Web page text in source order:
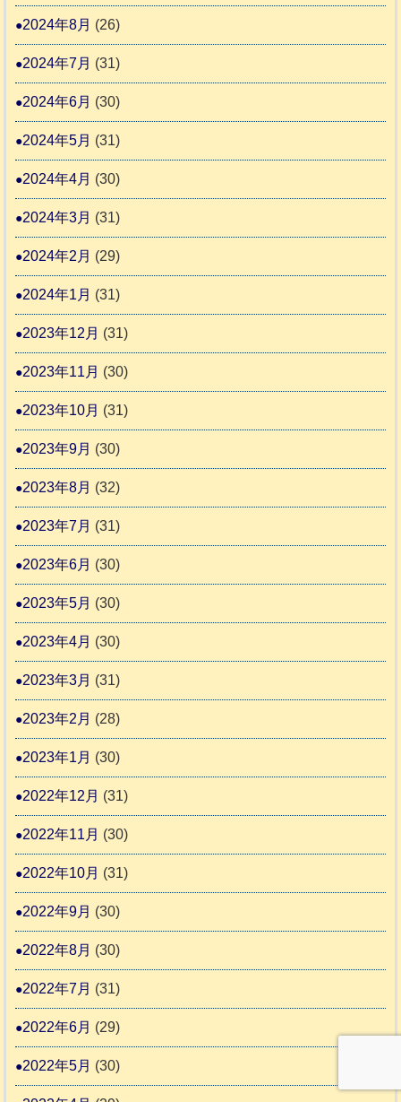
2024年8月 (26)
2024年7月 (31)
2024年6月 (30)
2024年5月 (31)
2024年4月 (30)
2024年3月 (31)
2024年2月 (29)
2024年1月 (31)
2023年12月 (31)
2023年11月 (30)
2023年10月 (31)
2023年9月 (30)
2023年8月 (32)
2023年7月 (31)
2023年6月 (30)
2023年5月 (30)
2023年4月 (30)
2023年3月 (31)
2023年2月 (28)
2023年1月 (30)
2022年12月 (31)
2022年11月 (30)
2022年10月 (31)
2022年9月 (30)
2022年8月 (30)
2022年7月 (31)
2022年6月 (29)
2022年5月 (30)